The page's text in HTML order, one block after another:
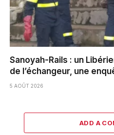
Sanoyah-Rails : un
de l’échangeur, une
5 AOÛT 2026
ADD A